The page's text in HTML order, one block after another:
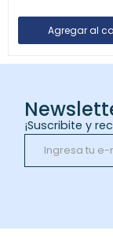
¡Suscribite y